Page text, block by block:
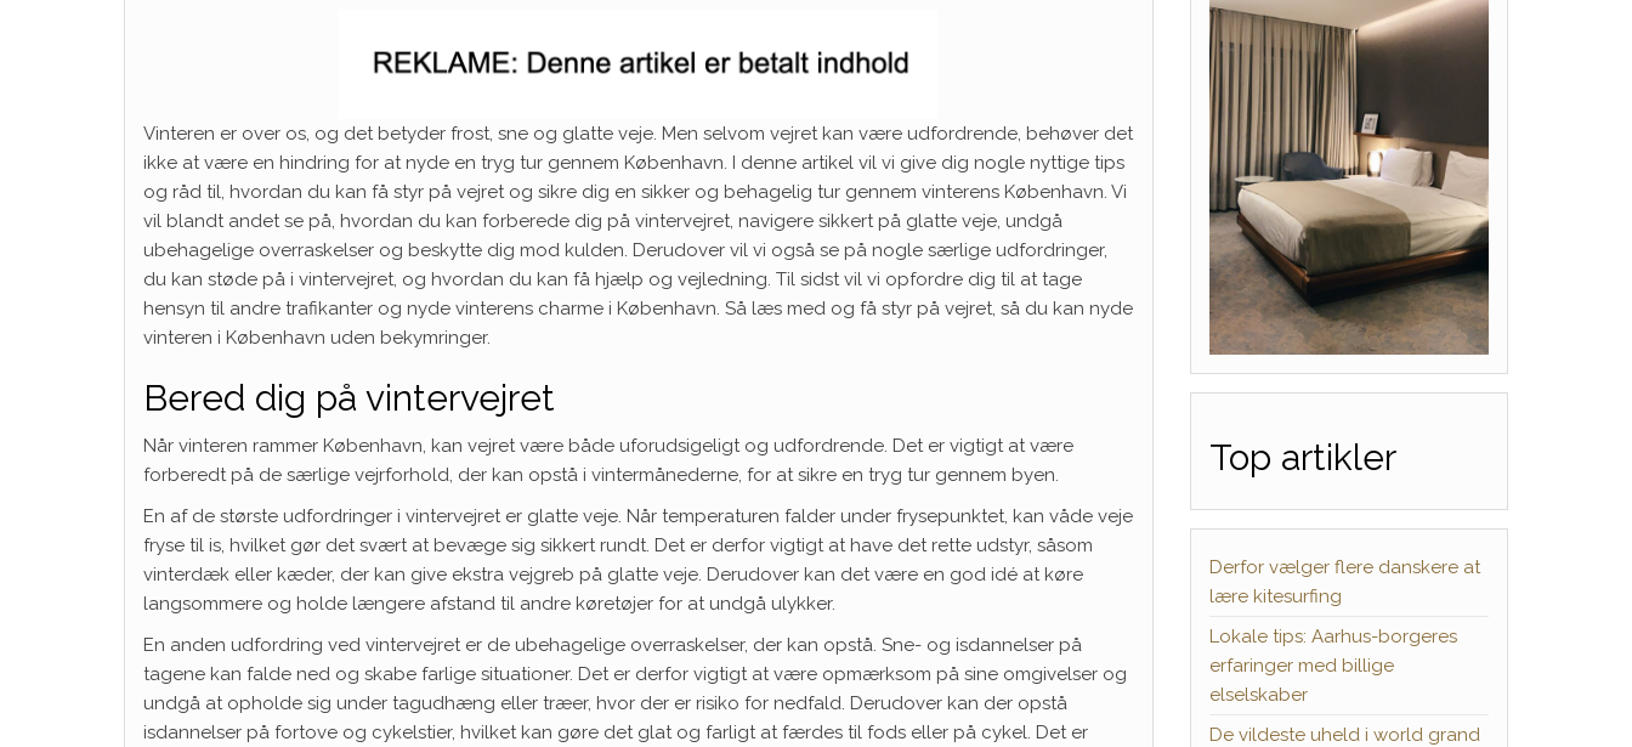
Vinteren er over os, og det betyder frost, sne og glatte veje. Men selvom vejret kan være udfordrende, behøver det
ikke at være en hindring for at nyde en tryg tur gennem København. I denne artikel vil vi give dig nogle nyttige tips
og råd til, hvordan du kan få styr på vejret og sikre dig en sikker og behagelig tur gennem vinterens København. Vi
vil blandt andet se på, hvordan du kan forberede dig på vintervejret, navigere sikkert på glatte veje, undgå
ubehagelige overraskelser og beskytte dig mod kulden. Derudover vil vi også se på nogle særlige udfordringer,
du kan støde på i vintervejret, og hvordan du kan få hjælp og vejledning. Til sidst vil vi opfordre dig til at tage
hensyn til andre trafikanter og nyde vinterens charme i København. Så læs med og få styr på vejret, så du kan nyde
vinteren i København uden bekymringer.
Bered dig på vintervejret
Når vinteren rammer København, kan vejret være både uforudsigeligt og udfordrende. Det er vigtigt at være
forberedt på de særlige vejrforhold, der kan opstå i vintermånederne, for at sikre en tryg tur gennem byen.
En af de største udfordringer i vintervejret er glatte veje. Når temperaturen falder under frysepunktet, kan våde veje
fryse til is, hvilket gør det svært at bevæge sig sikkert rundt. Det er derfor vigtigt at have det rette udstyr, såsom
vinterdæk eller kæder, der kan give ekstra vejgreb på glatte veje. Derudover kan det være en god idé at køre
langsommere og holde længere afstand til andre køretøjer for at undgå ulykker.
En anden udfordring ved vintervejret er de ubehagelige overraskelser, der kan opstå. Sne- og isdannelser på
tagene kan falde ned og skabe farlige situationer. Det er derfor vigtigt at være opmærksom på sine omgivelser og
undgå at opholde sig under tagudhæng eller træer, hvor der er risiko for nedfald. Derudover kan der opstå
isdannelser på fortove og cykelstier, hvilket kan gøre det glat og farligt at færdes til fods eller på cykel. Det er
Top artikler
Derfor vælger flere danskere at
lære kitesurfing
Lokale tips: Aarhus-borgeres
erfaringer med billige
elselskaber
De vildeste uheld i world grand